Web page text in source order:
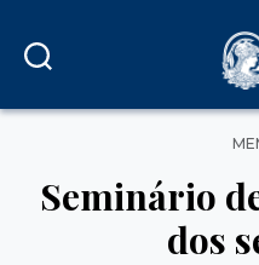
Seminário
dos